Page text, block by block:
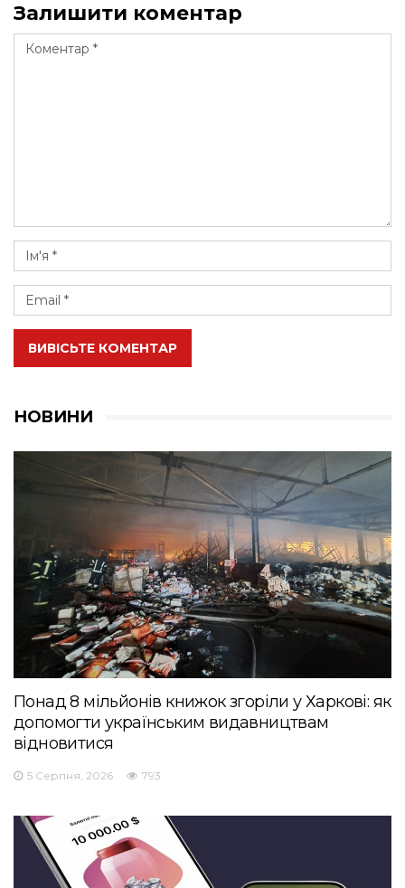
Залишити коментар
ВИВІСЬТЕ КОМЕНТАР
НОВИНИ
Понад 8 мільйонів книжок згоріли у Харкові: як
допомогти українським видавництвам
відновитися
5 Серпня, 2026 793